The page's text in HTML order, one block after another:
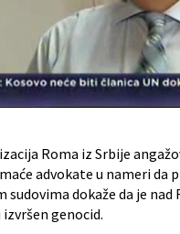
Roma iz Srbije
advokate u nameri da
sudovima dokaže da je nad
genocid.